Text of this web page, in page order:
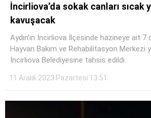
İncirliova’da sokak canları sıcak
kavuşacak
Aydın’ın İncirliova İlçesinde hazineye ait 7
Hayvan Bakım ve Rehabilitasyon Merkezi
İncirliova Belediyesine tahsis edildi.
11 Aralık 2023 Pazartesi 13:51